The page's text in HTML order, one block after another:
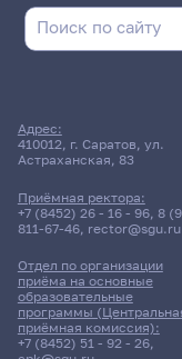
Адрес:
410012, г. Саратов, ул.
Астраханская, 83
Приёмная ректора:
+7 (8452) 26 - 16 - 96, 8
811-67-46, rector@sgu.ru
Отдел по организации
приёма на основные
образовательные
программы
приёмная комиссия):
+7 (8452) 51 - 92 - 26,